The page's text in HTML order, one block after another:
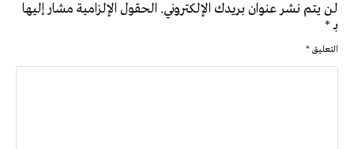
لن يتم نشر عنوان بريدك الإلكتروني. الحقول الإلزامية مشار إليها
بـ*
التعليق *